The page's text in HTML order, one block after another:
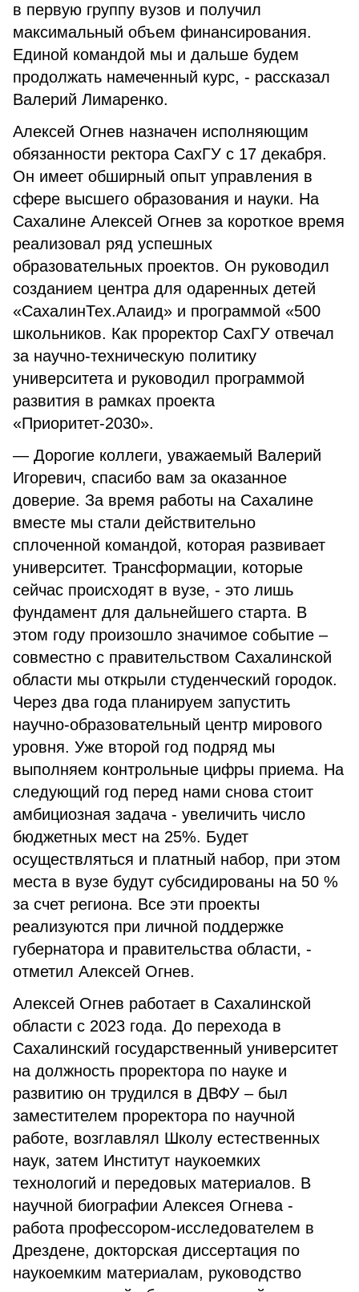
в первую группу вузов и получил
максимальный объем финансирования.
Единой командой мы и дальше будем
продолжать намеченный курс, - рассказал
Валерий Лимаренко.
Алексей Огнев назначен исполняющим
обязанности ректора СахГУ с 17 декабря.
Он имеет обширный опыт управления в
сфере высшего образования и науки. На
Сахалине Алексей Огнев за короткое время
реализовал ряд успешных
образовательных проектов. Он руководил
созданием центра для одаренных детей
«СахалинТех.Алаид» и программой «500
школьников. Как проректор СахГУ отвечал
за научно-техническую политику
университета и руководил программой
развития в рамках проекта
«Приоритет-2030».
— Дорогие коллеги, уважаемый Валерий
Игоревич, спасибо вам за оказанное
доверие. За время работы на Сахалине
вместе мы стали действительно
сплоченной командой, которая развивает
университет. Трансформации, которые
сейчас происходят в вузе, - это лишь
фундамент для дальнейшего старта. В
этом году произошло значимое событие –
совместно с правительством Сахалинской
области мы открыли студенческий городок.
Через два года планируем запустить
научно-образовательный центр мирового
уровня. Уже второй год подряд мы
выполняем контрольные цифры приема. На
следующий год перед нами снова стоит
амбициозная задача - увеличить число
бюджетных мест на 25%. Будет
осуществляться и платный набор, при этом
места в вузе будут субсидированы на 50 %
за счет региона. Все эти проекты
реализуются при личной поддержке
губернатора и правительства области, -
отметил Алексей Огнев.
Алексей Огнев работает в Сахалинской
области с 2023 года. До перехода в
Сахалинский государственный университет
на должность проректора по науке и
развитию он трудился в ДВФУ – был
заместителем проректора по научной
работе, возглавлял Школу естественных
наук, затем Институт наукоемких
технологий и передовых материалов. В
научной биографии Алексея Огнева -
работа профессором-исследователем в
Дрездене, докторская диссертация по
наукоемким материалам, руководство